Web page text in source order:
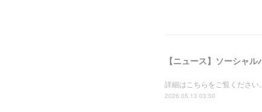
詳細はこちらをご覧ください。
2026.05.13 03:50